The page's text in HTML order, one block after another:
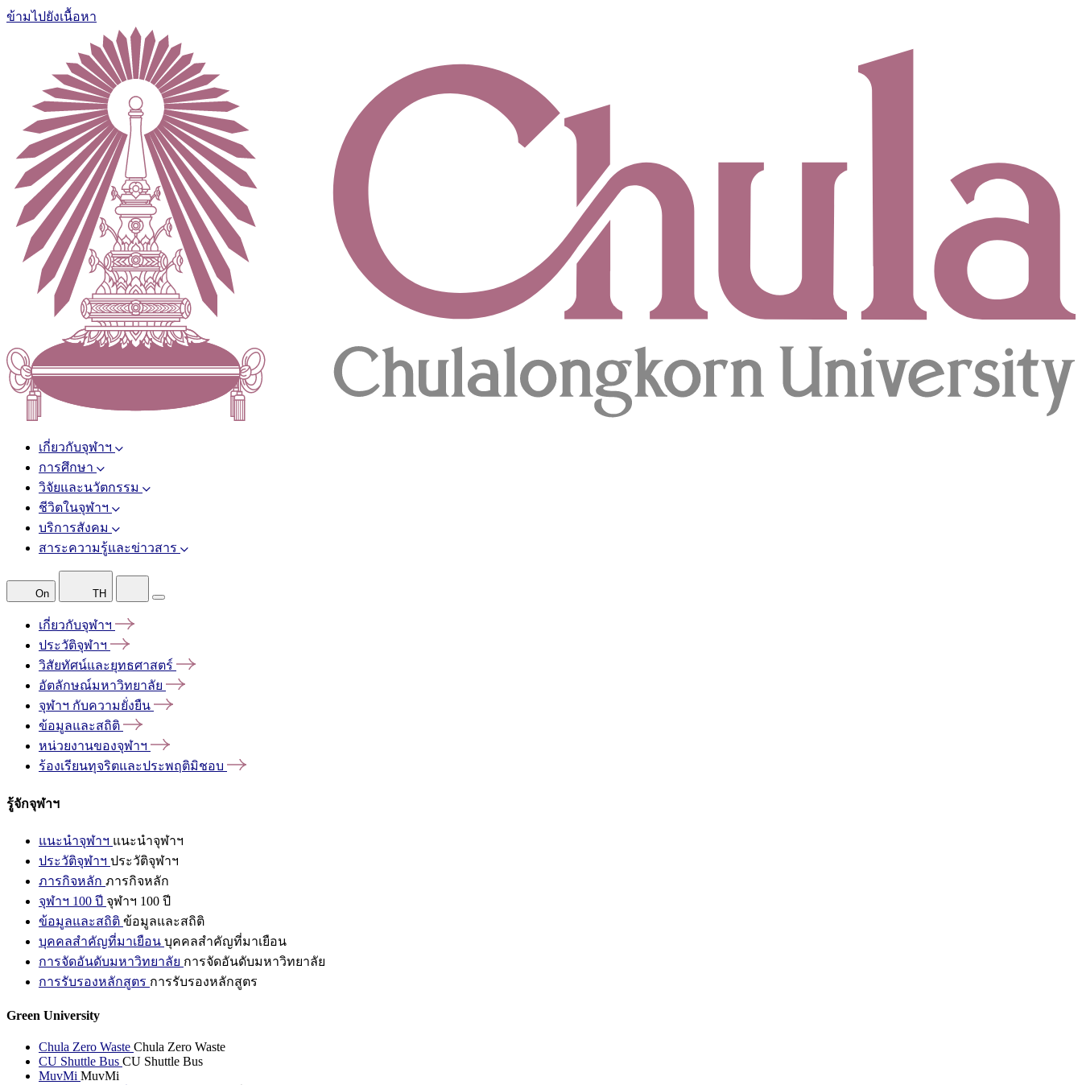
ข้ามไปยังเนื้อหา
เกี่ยวกับจุฬาฯ
การศึกษา
วิจัยและนวัตกรรม
ชีวิตในจุฬาฯ
บริการสังคม
สาระความรู้และข่าวสาร
On TH
เกี่ยวกับจุฬาฯ
ประวัติจุฬาฯ
วิสัยทัศน์และยุทธศาสตร์
อัตลักษณ์มหาวิทยาลัย
จุฬาฯ กับความยั่งยืน
ข้อมูลและสถิติ
หน่วยงานของจุฬาฯ
ร้องเรียนทุจริตและประพฤติมิชอบ
รู้จักจุฬาฯ
แนะนำจุฬาฯ แนะนำจุฬาฯ
ประวัติจุฬาฯ ประวัติจุฬาฯ
ภารกิจหลัก ภารกิจหลัก
จุฬาฯ 100 ปี จุฬาฯ 100 ปี
ข้อมูลและสถิติ ข้อมูลและสถิติ
บุคคลสำคัญที่มาเยือน บุคคลสำคัญที่มาเยือน
การจัดอันดับมหาวิทยาลัย การจัดอันดับมหาวิทยาลัย
การรับรองหลักสูตร การรับรองหลักสูตร
Green University
Chula Zero Waste Chula Zero Waste
CU Shuttle Bus CU Shuttle Bus
MuvMi MuvMi